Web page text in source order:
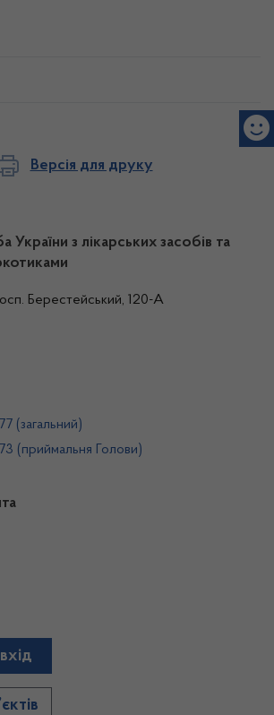
Версія для друку
з лікарських засобів та
Берестейський, 120-А
(загальний)
(приймальня Голови)